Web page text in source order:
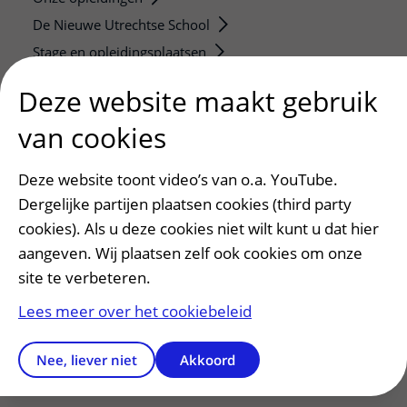
De Nieuwe Utrechtse School
Stage en opleidingsplaatsen
Strategic programs
Research groups
Research technologies
Verwijzers
Mijn patiënt verwijzen
Teleconsult aanvragen
Diagnostiek aanvragen
Zorgverlenersportaal
Deze website maakt gebruik
van cookies
Deze website toont video’s van o.a. YouTube.
Dergelijke partijen plaatsen cookies (third party
cookies). Als u deze cookies niet wilt kunt u dat hier
aangeven. Wij plaatsen zelf ook cookies om onze
site te verbeteren.
Lees meer over het cookiebeleid
Nee, liever niet Akkoord